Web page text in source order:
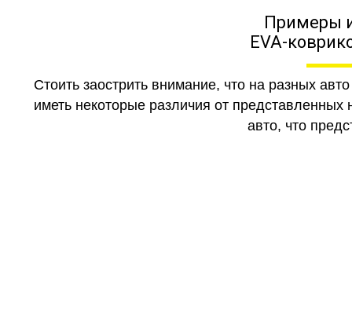
Примеры
EVA-
Стоить заострить внимание, что на разных
иметь некоторые различия от
авто, что